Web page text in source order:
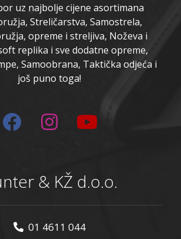
uz najbolje cijene asortimana
Streličarstva, Samostrela,
opreme i streljiva, Noževa i
replika i sve dodatne opreme,
Samoobrana, Taktička odjeća i
još puno toga!
& KŽ d.o.o.
01 4611 044